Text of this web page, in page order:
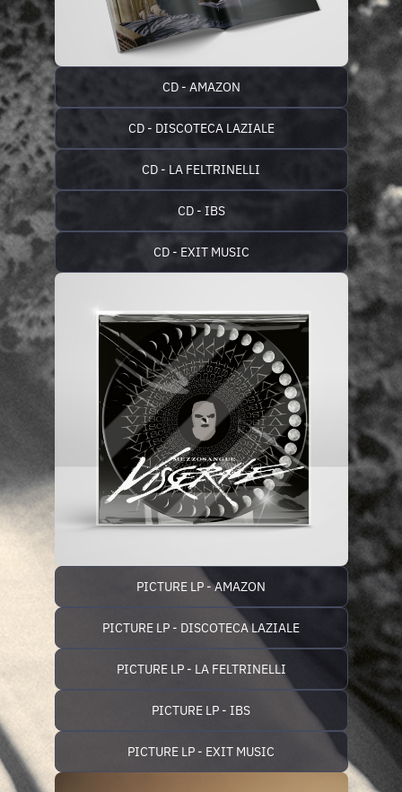
CD - AMAZON
CD - DISCOTECA LAZIALE
CD - LA FELTRINELLI
CD - IBS
CD - EXIT MUSIC
PICTURE LP - AMAZON
PICTURE LP - DISCOTECA LAZIALE
PICTURE LP - LA FELTRINELLI
PICTURE LP - IBS
PICTURE LP - EXIT MUSIC